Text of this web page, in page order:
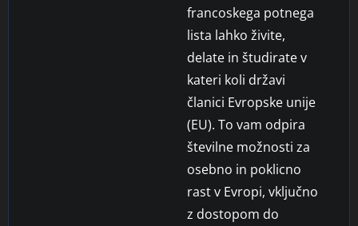
francoskega potnega
lista lahko živite,
delate in študirate v
kateri koli državi
članici Evropske unije
(EU). To vam odpira
številne možnosti za
osebno in poklicno
rast v Evropi, vključno
z dostopom do